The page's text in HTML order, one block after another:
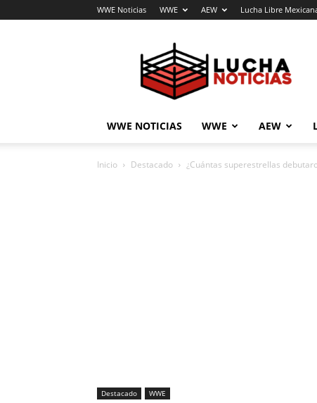
WWE Noticias WWE AEW Lucha Libre
Noticias
WWE NOTICIAS WWE AEW
Inicio Destacado ¿Cuántas superestrellas
Destacado WWE